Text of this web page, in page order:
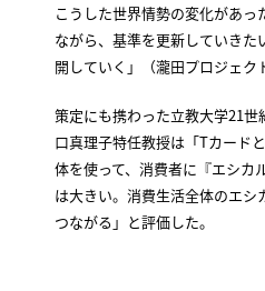
こうした世界情勢の変化があ
ながら、基準を更新していき
開していく」（瀧田プロジェク
策定にも携わった立教大学21
口真理子特任教授は「Tカード
体を使って、消費者に『エシカ
は大きい。消費生活全体のエシ
つながる」と評価した。